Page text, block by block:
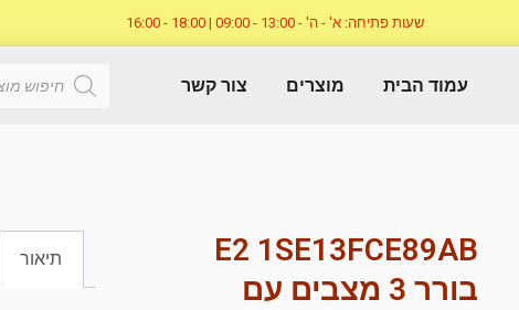
שעות פתיחה: א' - ה' - 13:00 - 09:00 | 18:00 - 16:00
עמוד הבית מוצרים צור קשר
E2 1SE13FCE89AB
בורר 3 מצבים עם
תיאור